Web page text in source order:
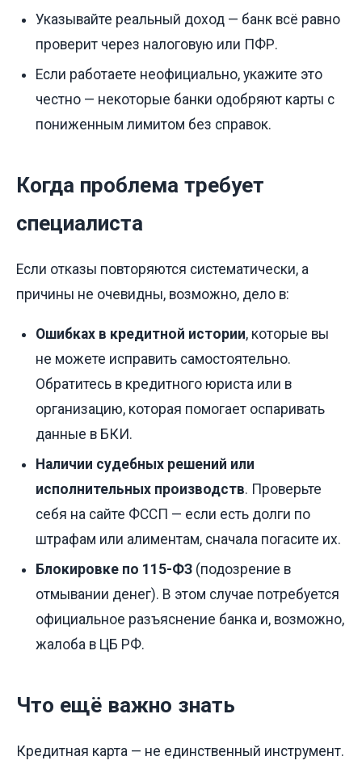
Указывайте реальный доход — банк всё равно
проверит через налоговую или ПФР.
Если работаете неофициально, укажите это
честно — некоторые банки одобряют карты с
пониженным лимитом без справок.
Когда проблема требует
специалиста
Если отказы повторяются систематически, а
причины не очевидны, возможно, дело в:
Ошибках в кредитной истории, которые вы
не можете исправить самостоятельно.
Обратитесь в кредитного юриста или в
организацию, которая помогает оспаривать
данные в БКИ.
Наличии судебных решений или
исполнительных производств. Проверьте
себя на сайте ФССП — если есть долги по
штрафам или алиментам, сначала погасите их.
Блокировке по 115-ФЗ (подозрение в
отмывании денег). В этом случае потребуется
официальное разъяснение банка и, возможно,
жалоба в ЦБ РФ.
Что ещё важно знать
Кредитная карта — не единственный инструмент.